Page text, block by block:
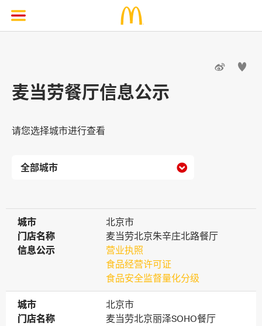
 
麦当劳餐厅信息公示
请您选择城市进行查看

城市
城市
北京市
门店名称
门店名称
麦当劳北京朱辛庄北路餐厅
信息公示
信息公示
营业执照
食品经营许可证
食品安全监督量化分级
城市
城市
北京市
门店名称
门店名称
麦当劳北京丽泽SOHO餐厅